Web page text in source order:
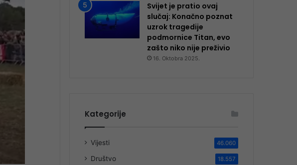
Svijet je pratio ovaj
slučaj: Konačno poznat
uzrok tragedije
podmornice Titan, evo
zašto niko nije preživio
16. Oktobra 2025.
Kategorije
Vijesti 46.060
Društvo 18.557